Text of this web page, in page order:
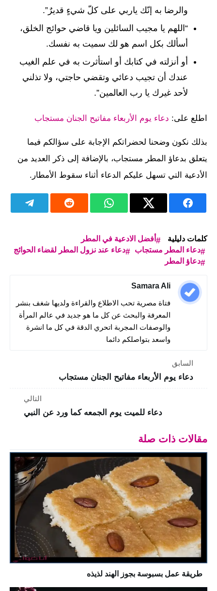
والرضا به إنّك ياربي على كلّ شيءٍ قديرٌ”.
“اللهم يا مجيب السائلين ويا قاضي حوائج الخلق،
أسألك بكل اسم هو لك سميت به نفسك.
أو أنزلته في كتابك أو استأثرت به في علم الغيب
عندك أن تجيب دعائي وتقضي حاجتي، ولا تذلني
لأحد غيرك يا رب العالمين”.
اطلع على: دعاء يوم الأربعاء مفاتيح الجنان مستجاب
بذلك نكون وضحنا لحضراتكم الإجابة على سؤالكم فيما
يتعلق بدعاؤ المطر مستجاب، بالإضافة إلى ذكر العديد من
الأدعية التي تسهل عليكم الدعاء أثناء سقوط الأمطار.
كلمات دليلية
أفضل الادعية في المطر
دعاء المطر مستجاب
دعاء عند نزول المطر لقضاء الحوائج
دعاؤ المطر
Samara Ali
فتاة مصرية تحب الاطلاع والقراءة ولديها شغف بنشر
المعرفة والبحث عن كل ما هو جديد في عالم المرأة
والوصفات المجربة اتحري الدقة في كل ما انشرة
واسعد بتواصلكم دائما
السابق
دعاء يوم الأربعاء مفاتيح الجنان مستجاب
التالي
دعاء للميت يوم الجمعه كما ورد عن النبي
مقالات ذات صلة
طريقة عمل بسبوسة بجوز الهند لذيذه